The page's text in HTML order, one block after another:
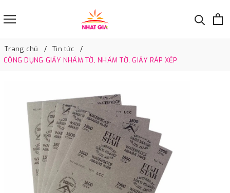
Trang chủ
Tin tức
CÔNG DỤNG GIẤY NHÁM TỜ, NHÁM TỜ, GIẤY RÁP XẾP